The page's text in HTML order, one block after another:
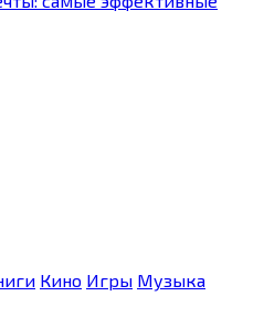
Кино Игры Музыка